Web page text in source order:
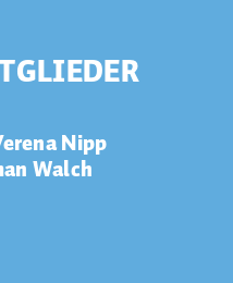
Nipp
Walch